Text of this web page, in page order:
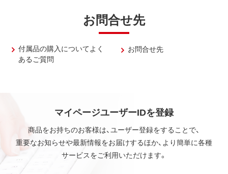
お問合せ先
付属品の購入についてよく
あるご質問
お問合せ先
マイページユーザーIDを登録
商品をお持ちのお客様は、ユーザー登録をすることで、
重要なお知らせや最新情報をお届けするほか、より簡単に各種
サービスをご利用いただけます。